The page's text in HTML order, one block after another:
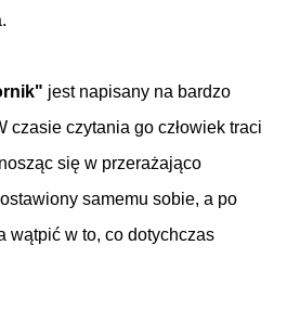
jest napisany na bardzo
czasie czytania go człowiek traci
się w przerażająco
samemu sobie, a po
wątpić w to, co dotychczas